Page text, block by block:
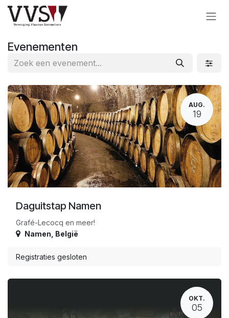
Overslaan naar inhoud
Evenementen
AUG.
19
Daguitstap Namen
Grafé-Lecocq en meer!
Namen België
Registraties gesloten
OKT.
05